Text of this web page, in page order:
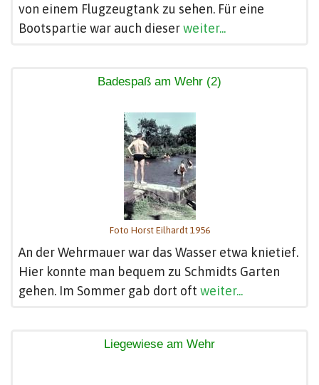
von einem Flugzeugtank zu sehen. Für eine
Bootspartie war auch dieserweiter...
Badespaß am Wehr (2)
Foto Horst Eilhardt 1956
An der Wehrmauer war das Wasser etwa knietief.
Hier konnte man bequem zu Schmidts Garten
gehen. Im Sommer gab dort oft weiter...
Liegewiese am Wehr